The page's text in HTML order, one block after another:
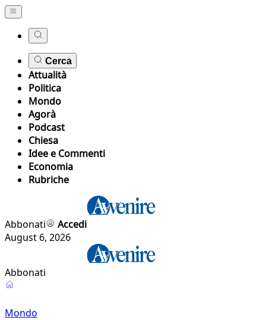
Cerca
Attualità
Politica
Mondo
Agorà
Podcast
Chiesa
Idee e Commenti
Economia
Rubriche
Abbonati
Accedi
August 6, 2026
Abbonati
Mondo